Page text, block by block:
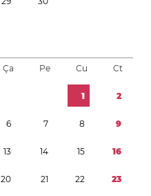
Ça Pe Cu Ct
1 2
6 7 8 9
13 14 15 16
20 21 22 23